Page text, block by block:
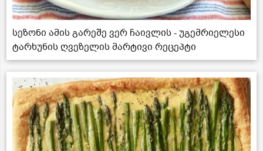
სეზონი ამის გარეშე ვერ ჩაივლის - უგემრიელესი
ტარხუნის ღვეზელის მარტივი რეცეპტი